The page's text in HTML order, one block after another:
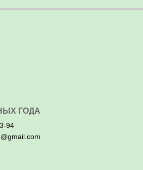
ГОДА
94